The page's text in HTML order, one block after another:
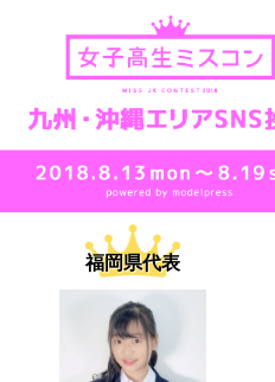
福岡県代表